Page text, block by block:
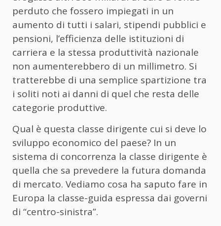
perduto che fossero impiegati in un
aumento di tutti i salari, stipendi pubblici e
pensioni, l’efficienza delle istituzioni di
carriera e la stessa produttività nazionale
non aumenterebbero di un millimetro. Si
tratterebbe di una semplice spartizione tra
i soliti noti ai danni di quel che resta delle
categorie produttive.
Qual è questa classe dirigente cui si deve lo
sviluppo economico del paese? In un
sistema di concorrenza la classe dirigente è
quella che sa prevedere la futura domanda
di mercato. Vediamo cosa ha saputo fare in
Europa la classe-guida espressa dai governi
di “centro-sinistra”.